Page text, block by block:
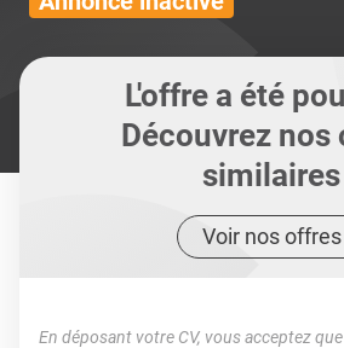
L'offre a été
Découvrez nos
similaires
Voir nos offres
En déposant votre CV, vous acceptez